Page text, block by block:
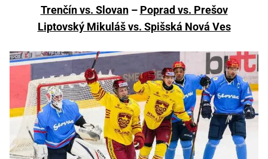
Trenčín vs. Slovan– Poprad vs. Prešov
Liptovský Mikuláš vs. Spišská Nová Ves